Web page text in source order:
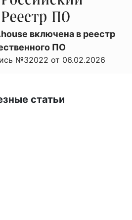
включена в реестр
ПО
№32022 от 06.02.2026
статьи